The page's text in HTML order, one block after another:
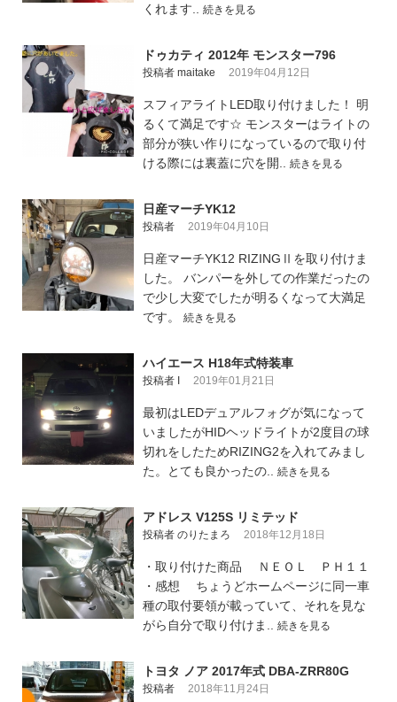
くれます.. 続きを見る
ドゥカティ 2012年 モンスター796
投稿者 maitake 2019年04月12日
スフィアライトLED取り付けました！ 明
るくて満足です☆ モンスターはライトの
部分が狭い作りになっているので取り付
ける際には裏蓋に穴を開.. 続きを見る
日産マーチYK12
投稿者 2019年04月10日
日産マーチYK12 RIZINGⅡを取り付けま
した。 バンパーを外しての作業だったの
で少し大変でしたが明るくなって大満足
です。 続きを見る
ハイエース H18年式特装車
投稿者 I 2019年01月21日
最初はLEDデュアルフォグが気になって
いましたがHIDヘッドライトが2度目の球
切れをしたためRIZING2を入れてみまし
た。とても良かったの.. 続きを見る
アドレス V125S リミテッド
投稿者 のりたまろ 2018年12月18日
・取り付けた商品 ＮＥＯＬ ＰＨ１１
・感想 ちょうどホームページに同一車
種の取付要領が載っていて、それを見な
がら自分で取り付けま.. 続きを見る
トヨタ ノア 2017年式 DBA-ZRR80G
投稿者 2018年11月24日